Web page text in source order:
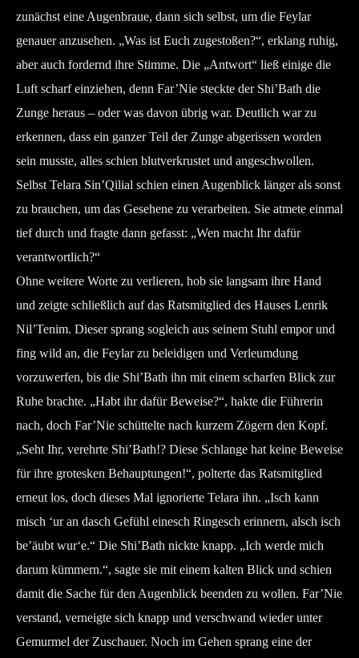
zunächst eine Augenbraue, dann sich selbst, um die Feylar
genauer anzusehen. „Was ist Euch zugestoßen?“, erklang ruhig,
aber auch fordernd ihre Stimme. Die „Antwort“ ließ einige die
Luft scharf einziehen, denn Far’Nie steckte der Shi’Bath die
Zunge heraus – oder was davon übrig war. Deutlich war zu
erkennen, dass ein ganzer Teil der Zunge abgerissen worden
sein musste, alles schien blutverkrustet und angeschwollen.
Selbst Telara Sin’Qilial schien einen Augenblick länger als sonst
zu brauchen, um das Gesehene zu verarbeiten. Sie atmete einmal
tief durch und fragte dann gefasst: „Wen macht Ihr dafür
verantwortlich?“
Ohne weitere Worte zu verlieren, hob sie langsam ihre Hand
und zeigte schließlich auf das Ratsmitglied des Hauses Lenrik
Nil’Tenim. Dieser sprang sogleich aus seinem Stuhl empor und
fing wild an, die Feylar zu beleidigen und Verleumdung
vorzuwerfen, bis die Shi’Bath ihn mit einem scharfen Blick zur
Ruhe brachte. „Habt ihr dafür Beweise?“, hakte die Führerin
nach, doch Far’Nie schüttelte nach kurzem Zögern den Kopf.
„Seht Ihr, verehrte Shi’Bath!? Diese Schlange hat keine Beweise
für ihre grotesken Behauptungen!“, polterte das Ratsmitglied
erneut los, doch dieses Mal ignorierte Telara ihn. „Isch kann
misch ‘ur an dasch Gefühl einesch Ringesch erinnern, alsch isch
be’äubt wur‘e.“ Die Shi’Bath nickte knapp. „Ich werde mich
darum kümmern.“, sagte sie mit einem kalten Blick und schien
damit die Sache für den Augenblick beenden zu wollen. Far’Nie
verstand, verneigte sich knapp und verschwand wieder unter
Gemurmel der Zuschauer. Noch im Gehen sprang eine der